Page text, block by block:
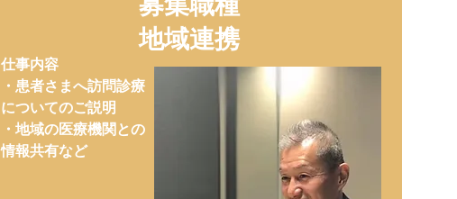
​地域連携
​仕事内容
・患者さまへ訪問診療
についてのご説明
・地域の医療機関との
情報共有など